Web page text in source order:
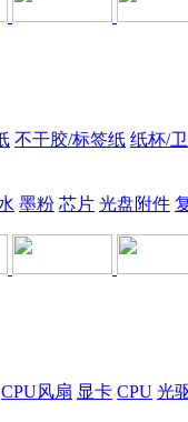
不干胶/标签纸 纸杯/
墨粉 芯片 光盘附件
CPU风扇 显卡 CPU 光